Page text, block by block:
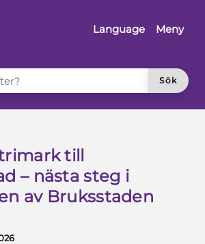
Language
Meny
Sök
till
– nästa steg i
av Bruksstaden